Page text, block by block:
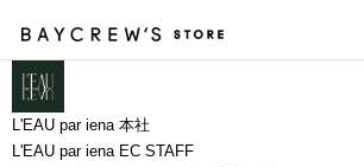
L'EAU par iena 本社
L'EAU par iena EC STAFF